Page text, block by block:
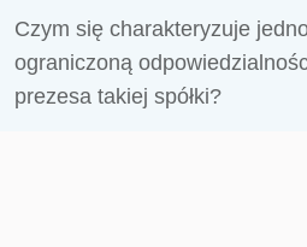
Czym się charakteryzuje
ograniczoną
prezesa takiej spółki?